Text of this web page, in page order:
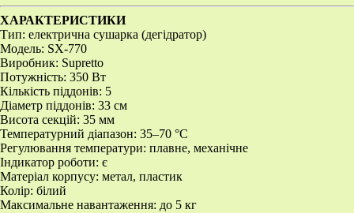
ХАРАКТЕРИСТИКИ
Тип: електрична сушарка (дегідратор)
Модель: SX-770
Виробник: Supretto
Потужність: 350 Вт
Кількість піддонів: 5
Діаметр піддонів: 33 см
Висота секцій: 35 мм
Температурний діапазон: 35–70 °C
Регулювання температури: плавне, механічне
Індикатор роботи: є
Матеріал корпусу: метал, пластик
Колір: білий
Максимальне навантаження: до 5 кг